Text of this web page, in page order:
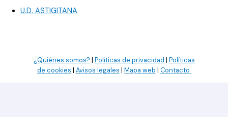
U.D. ASTIGITANA
¿Quiénes somos? | Políticas de privacidad | Políticas
de cookies | Avisos legales | Mapa web | Contacto